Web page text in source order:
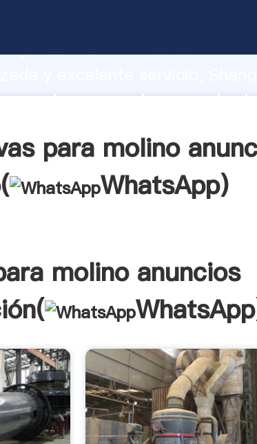
producción, fuerza de
proveedor crea el
para molino
WhatsApp)
molino anuncios
WhatsApp